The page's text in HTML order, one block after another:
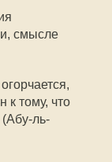
смысле
к тому, что
(Абу-ль-